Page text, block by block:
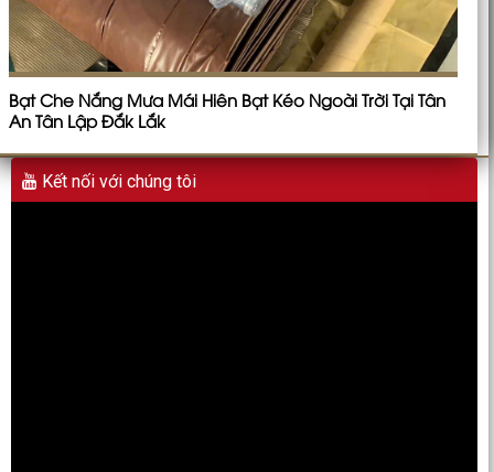
Bạt Che Nắng Mưa Mái Hiên Bạt Kéo Ngoài Trời Tại Tân
An Tân Lập Đắk Lắk
Kết nối với chúng tôi